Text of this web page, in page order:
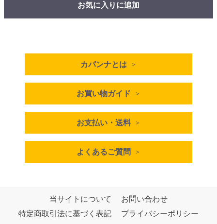
お気に入りに追加
カパンナとは
お買い物ガイド
お支払い・送料
よくあるご質問
当サイトについて
お問い合わせ
特定商取引法に基づく表記
プライバシーポリシー